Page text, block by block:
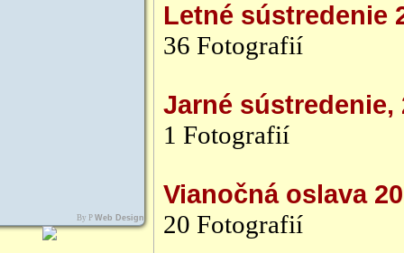
By P Web Design
Letné sústredenie
36 Fotografií
Jarné sústredenie,
1 Fotografií
Vianočná oslava
20 Fotografií